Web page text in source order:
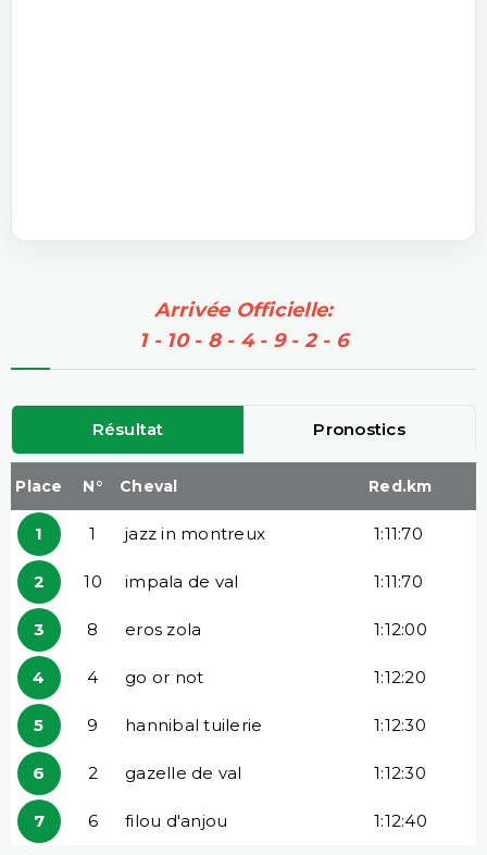
Arrivée Officielle:
1 - 10 - 8 - 4 - 9 - 2 - 6
Résultat Pronostics
Place N° Cheval Red.km
1 1 jazz in montreux 1:11:70
2 10 impala de val 1:11:70
3 8 eros zola 1:12:00
4 4 go or not 1:12:20
5 9 hannibal tuilerie 1:12:30
6 2 gazelle de val 1:12:30
7 6 filou d'anjou 1:12:40